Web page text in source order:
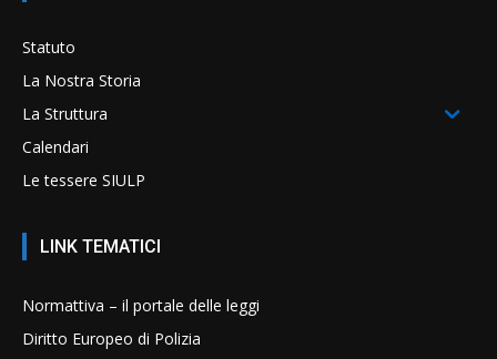
Statuto
La Nostra Storia
La Struttura
Calendari
Le tessere SIULP
LINK TEMATICI
Normattiva – il portale delle leggi
Diritto Europeo di Polizia